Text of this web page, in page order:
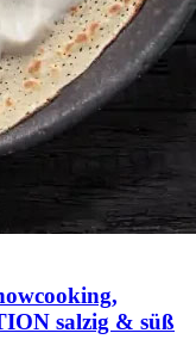
salzig & süß